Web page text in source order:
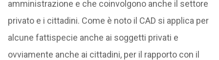
amministrazione e che coinvolgono anche il settore
privato e i cittadini. Come è noto il CAD si applica per
alcune fattispecie anche ai soggetti privati e
ovviamente anche ai cittadini, per il rapporto con il